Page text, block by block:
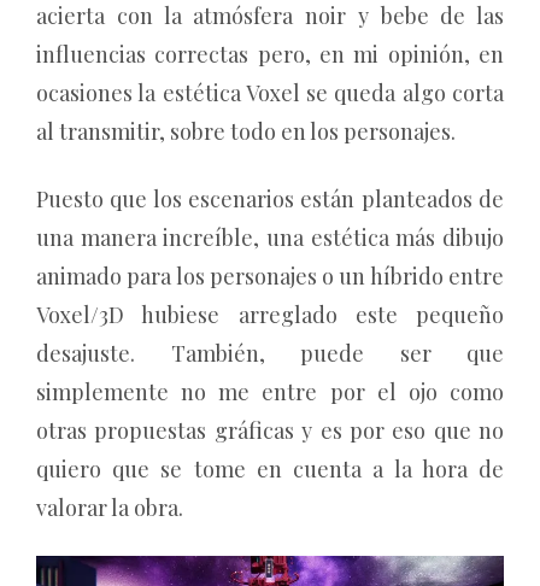
acierta con la atmósfera noir y bebe de las
influencias correctas pero, en mi opinión, en
ocasiones la estética Voxel se queda algo corta
al transmitir, sobre todo en los personajes.
Puesto que los escenarios están planteados de
una manera increíble, una estética más dibujo
animado para los personajes o un híbrido entre
Voxel/3D hubiese arreglado este pequeño
desajuste. También, puede ser que
simplemente no me entre por el ojo como
otras propuestas gráficas y es por eso que no
quiero que se tome en cuenta a la hora de
valorar la obra.